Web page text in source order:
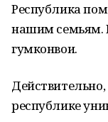
Республика
нашим семьям.
гумконвои.
республике